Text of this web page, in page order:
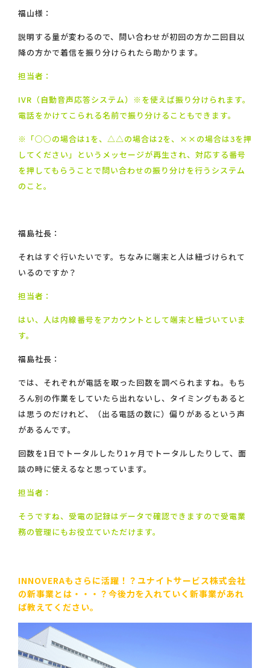
福山様：
説明する量が変わるので、問い合わせが初回の方か二回目以
降の方かで着信を振り分けられたら助かります。
担当者：
IVR（自動音声応答システム）※を使えば振り分けられます。
電話をかけてこられる名前で振り分けることもできます。
※「○○の場合は1を、△△の場合は2を、××の場合は3を押
してください」というメッセージが再生され、対応する番号
を押してもらうことで問い合わせの振り分けを行うシステム
のこと。
福島社長：
それはすぐ行いたいです。ちなみに端末と人は紐づけられて
いるのですか？
担当者：
はい、人は内線番号をアカウントとして端末と紐づいていま
す。
福島社長：
では、それぞれが電話を取った回数を調べられますね。もち
ろん別の作業をしていたら出れないし、タイミングもあると
は思うのだけれど、（出る電話の数に）偏りがあるという声
があるんです。
回数を1日でトータルしたり1ヶ月でトータルしたりして、面
談の時に使えるなと思っています。
担当者：
そうですね、受電の記録はデータで確認できますので受電業
務の管理にもお役立ていただけます。
INNOVERAもさらに活躍！？ユナイトサービス株式会社
の新事業とは・・・？今後力を入れていく新事業があれ
ば教えてください。